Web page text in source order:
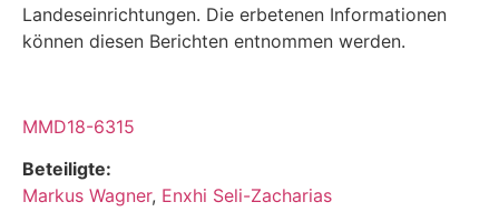
Landeseinrichtungen. Die erbetenen Informationen
können diesen Berichten ent­nommen werden.
MMD18-6315
Beteiligte:
Markus Wagner, Enxhi Seli-Zacharias